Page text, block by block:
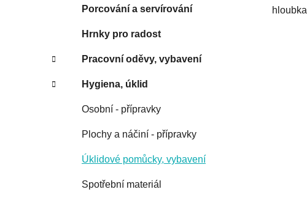
Porcování a servírování
Hrnky pro radost
Pracovní oděvy, vybavení
Hygiena, úklid
Osobní - přípravky
Plochy a náčiní - přípravky
Úklidové pomůcky, vybavení
Spotřební materiál
hloubka